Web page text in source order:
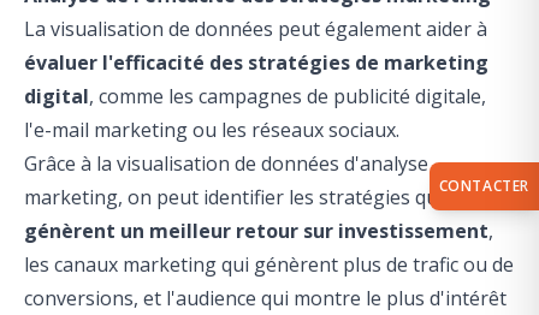
La visualisation de données peut également aider à
évaluer l'efficacité des stratégies de marketing
digital, comme les campagnes de publicité digitale,
l'e-mail marketing ou les réseaux sociaux.
Grâce à la visualisation de données d'analyse
marketing, on peut identifier les stratégies qui
génèrent un meilleur retour sur investissement,
les canaux marketing qui génèrent plus de trafic ou de
conversions, et l'audience qui montre le plus d'intérêt
CONTACTER